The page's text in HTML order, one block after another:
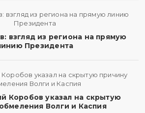
взгляд из региона на прямую
Президента
Коробов указал на скрытую
Волги и Каспия